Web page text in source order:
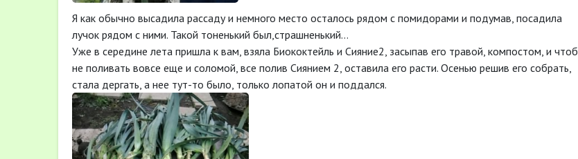
Я как обычно высадила рассаду и немного место осталось рядом с помидорами и подумав, посадила
лучок рядом с ними. Такой тоненький был,страшненький…
Уже в середине лета пришла к вам, взяла Биококтейль и Сияние2, засыпав его травой, компостом, и чтоб
не поливать вовсе еще и соломой, все полив Сиянием 2, оставила его расти. Осенью решив его собрать,
стала дергать, а нее тут-то было, только лопатой он и поддался.